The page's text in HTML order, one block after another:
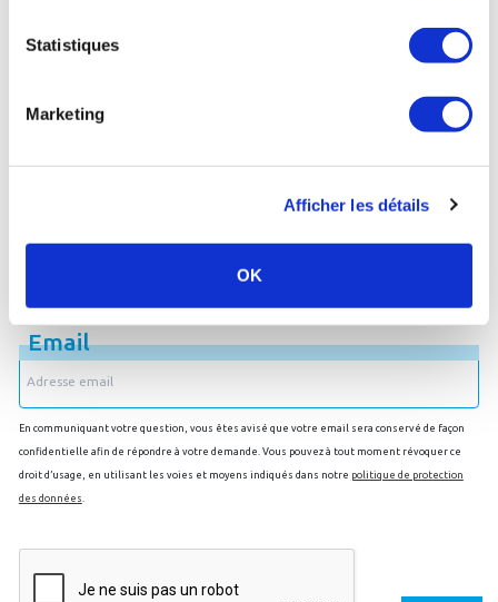
Statistiques
Marketing
Afficher les détails
OK
Poser une question
Email
En communiquant votre question, vous êtes avisé que votre email sera conservé de façon
confidentielle afin de répondre à votre demande. Vous pouvez à tout moment révoquer ce
droit d’usage, en utilisant les voies et moyens indiqués dans notre politique de protection
des données.